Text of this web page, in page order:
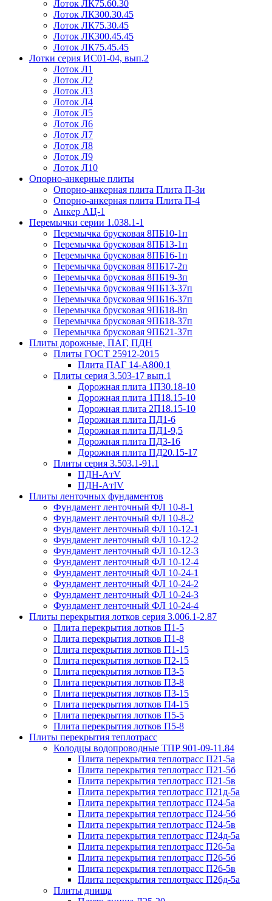
Лоток ЛК75.60.30
Лоток ЛК300.30.45
Лоток ЛК75.30.45
Лоток ЛК300.45.45
Лоток ЛК75.45.45
Лотки серия ИС01-04, вып.2
Лоток Л1
Лоток Л2
Лоток Л3
Лоток Л4
Лоток Л5
Лоток Л6
Лоток Л7
Лоток Л8
Лоток Л9
Лоток Л10
Опорно-анкерные плиты
Опорно-анкерная плита Плита П-3и
Опорно-анкерная плита Плита П-4
Анкер АЦ-1
Перемычки серии 1.038.1-1
Перемычка брусковая 8ПБ10-1п
Перемычка брусковая 8ПБ13-1п
Перемычка брусковая 8ПБ16-1п
Перемычка брусковая 8ПБ17-2п
Перемычка брусковая 8ПБ19-3п
Перемычка брусковая 9ПБ13-37п
Перемычка брусковая 9ПБ16-37п
Перемычка брусковая 9ПБ18-8п
Перемычка брусковая 9ПБ18-37п
Перемычка брусковая 9ПБ21-37п
Плиты дорожные, ПАГ, ПДН
Плиты ГОСТ 25912-2015
Плита ПАГ 14-А800.1
Плиты серия 3.503-17 вып.1
Дорожная плита 1П30.18-10
Дорожная плита 1П18.15-10
Дорожная плита 2П18.15-10
Дорожная плита ПД1-6
Дорожная плита ПД1-9,5
Дорожная плита ПД3-16
Дорожная плита ПД20.15-17
Плиты серия 3.503.1-91.1
ПДН-AтV
ПДН-AтIV
Плиты ленточных фундаментов
Фундамент ленточный ФЛ 10-8-1
Фундамент ленточный ФЛ 10-8-2
Фундамент ленточный ФЛ 10-12-1
Фундамент ленточный ФЛ 10-12-2
Фундамент ленточный ФЛ 10-12-3
Фундамент ленточный ФЛ 10-12-4
Фундамент ленточный ФЛ 10-24-1
Фундамент ленточный ФЛ 10-24-2
Фундамент ленточный ФЛ 10-24-3
Фундамент ленточный ФЛ 10-24-4
Плиты перекрытия лотков серия 3.006.1-2.87
Плита перекрытия лотков П1-5
Плита перекрытия лотков П1-8
Плита перекрытия лотков П1-15
Плита перекрытия лотков П2-15
Плита перекрытия лотков П3-5
Плита перекрытия лотков П3-8
Плита перекрытия лотков П3-15
Плита перекрытия лотков П4-15
Плита перекрытия лотков П5-5
Плита перекрытия лотков П5-8
Плиты перекрытия теплотрасс
Колодцы водопроводные ТПР 901-09-11.84
Плита перекрытия теплотрасс П21-5а
Плита перекрытия теплотрасс П21-5б
Плита перекрытия теплотрасс П21-5в
Плита перекрытия теплотрасс П21д-5а
Плита перекрытия теплотрасс П24-5а
Плита перекрытия теплотрасс П24-5б
Плита перекрытия теплотрасс П24-5в
Плита перекрытия теплотрасс П24д-5а
Плита перекрытия теплотрасс П26-5а
Плита перекрытия теплотрасс П26-5б
Плита перекрытия теплотрасс П26-5в
Плита перекрытия теплотрасс П26д-5а
Плиты днища